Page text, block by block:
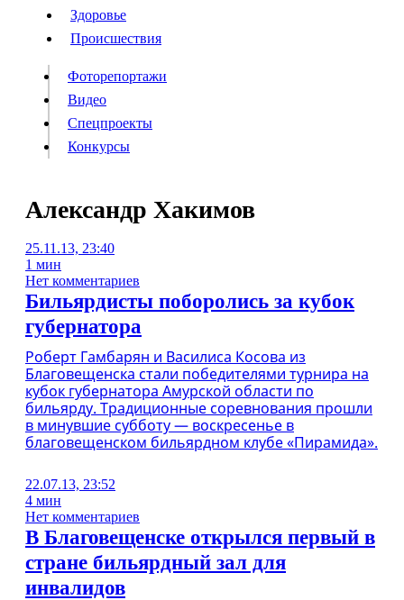
Происшествия
Видео
Конкурсы
ИнформацияПодписка
Здоровье
Происшествия
Фоторепортажи
Видео
Спецпроекты
Конкурсы
Александр Хакимов
25.11.13, 23:40
1 мин
Нет комментариев
Бильярдисты поборолись за кубок
губернатора
Роберт Гамбарян и Василиса Косова из
Благовещенска стали победителями турнира на
кубок губернатора Амурской области по
бильярду. Традиционные соревнования прошли
в минувшие субботу — воскресенье в
благовещенском бильярдном клубе «Пирамида».
22.07.13, 23:52
4 мин
Нет комментариев
В Благовещенске открылся первый в
стране бильярдный зал для
инвалидов